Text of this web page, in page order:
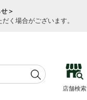
＞
く場合がございます。
店舗検索